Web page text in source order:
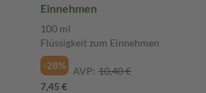
Einnehmen
100 ml
Flüssigkeit zum Einnehmen
-28%
AVP: 10,40 €
7,45 €